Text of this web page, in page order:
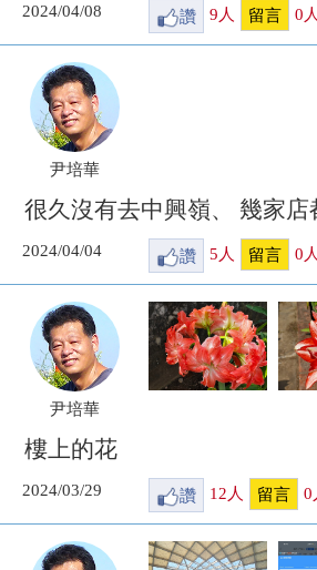
2024/04/08 讚 9 人 留言 0 人
尹培華
很久沒有去中興嶺、 幾家店
2024/04/04 讚 5 人 留言 0 人
尹培華
樓上的花
2024/03/29 讚 12 人 留言 0